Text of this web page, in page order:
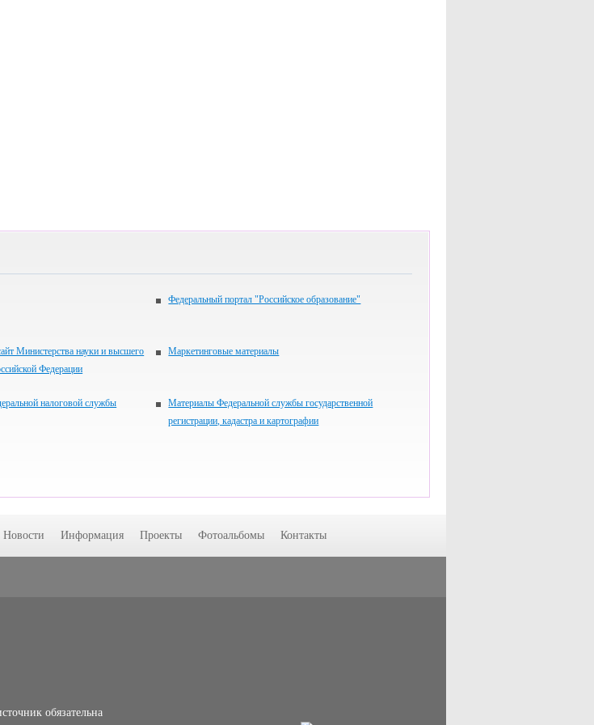
Федеральный портал "Российское образование"
Министерства науки и высшего
Федерации
Маркетинговые материалы
налоговой службы
Материалы Федеральной службы государственной
регистрации, кадастра и картографии
Новости Информация Проекты Фотоальбомы Контакты
обязательна